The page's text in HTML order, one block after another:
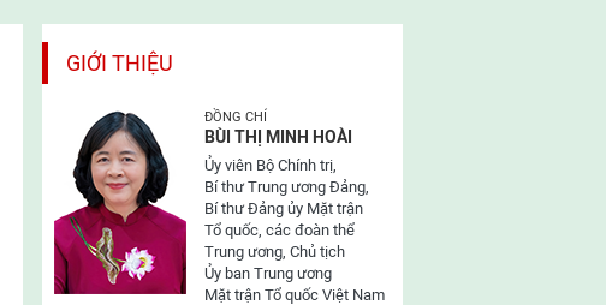
mặt
trận
GIỚI THIỆU
ĐỒNG CHÍ
BÙI THỊ MINH HOÀI
Ủy viên Bộ Chính trị,
Bí thư Trung ương Đảng,
Bí thư Đảng ủy Mặt trận
Tổ quốc, các đoàn thể
Trung ương, Chủ tịch
Ủy ban Trung ương
Mặt trận Tổ quốc Việt Nam